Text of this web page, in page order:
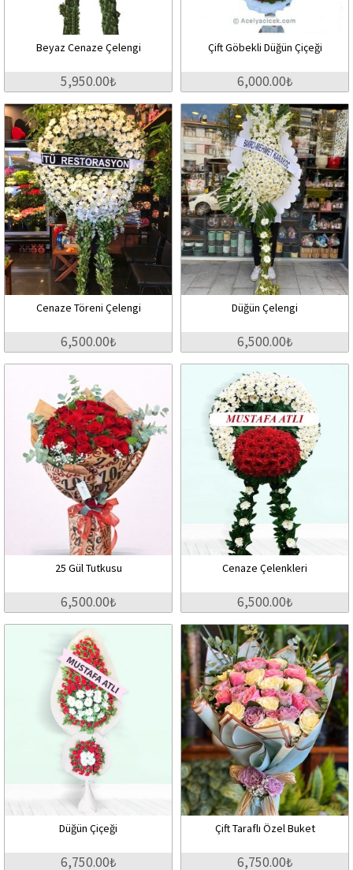
Beyaz Cenaze Çelengi
5,950.00₺
Çift Göbekli Düğün Çiçeği
6,000.00₺
Cenaze Töreni Çelengi
6,500.00₺
Düğün Çelengi
6,500.00₺
25 Gül Tutkusu
6,500.00₺
Cenaze Çelenkleri
6,500.00₺
Düğün Çiçeği
6,750.00₺
Çift Taraflı Özel Buket
6,750.00₺